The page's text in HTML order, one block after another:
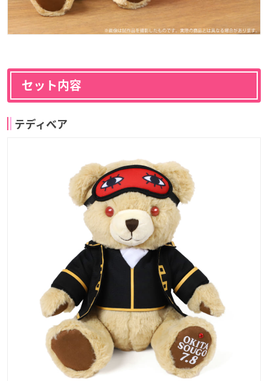
セット内容
テディベア